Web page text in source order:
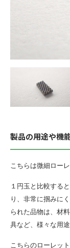
製品の用途や機
こちらは微細ロー
１円玉と比較する
り、非常に掴みに
られた品物は、材
具など、様々な用
こちらのローレッ